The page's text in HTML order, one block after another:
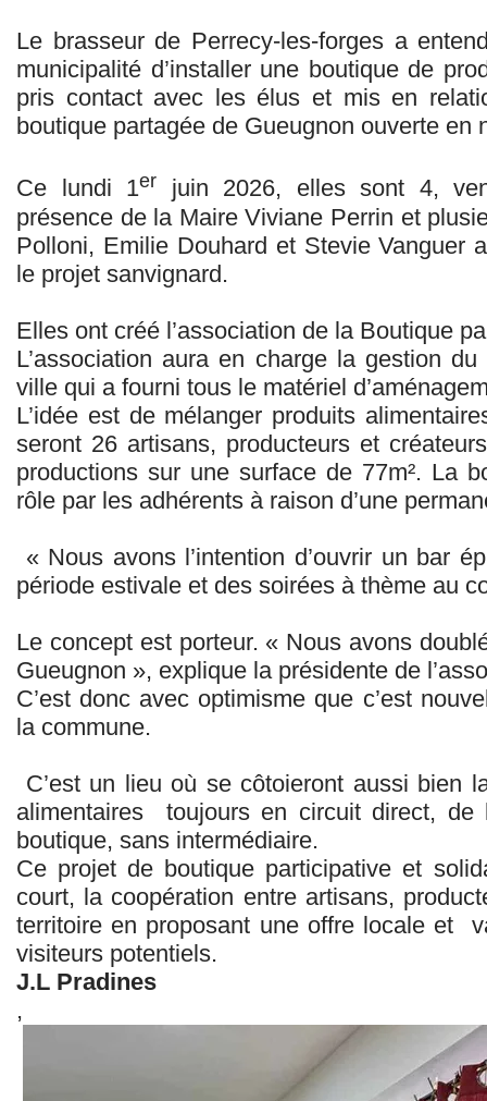
Le brasseur de Perrecy-les-forges a
municipalité d’installer une boutique de
pris contact avec les élus et mis en
boutique partagée de Gueugnon ouverte en
Ce lundi 1er juin 2026, elles sont 4,
présence de la Maire Viviane Perrin et
Polloni, Emilie Douhard et Stevie Vanguer
le projet sanvignard.
Elles ont créé l’association de la Boutique
L’association aura en charge la gestion
ville qui a fourni tous le matériel
L’idée est de mélanger produits
seront 26 artisans, producteurs et
productions sur une surface de 77m². La
rôle par les adhérents à raison d’une
« Nous avons l’intention d’ouvrir un bar
période estivale et des soirées à thème au
Le concept est porteur. « Nous avons
Gueugnon », explique la présidente de
C’est donc avec optimisme que c’est
la commune.
C’est un lieu où se côtoieront aussi bien
alimentaires toujours en circuit direct,
boutique, sans intermédiaire.
Ce projet de boutique participative et
court, la coopération entre artisans,
territoire en proposant une offre locale et
visiteurs potentiels.
J.L Pradines
,